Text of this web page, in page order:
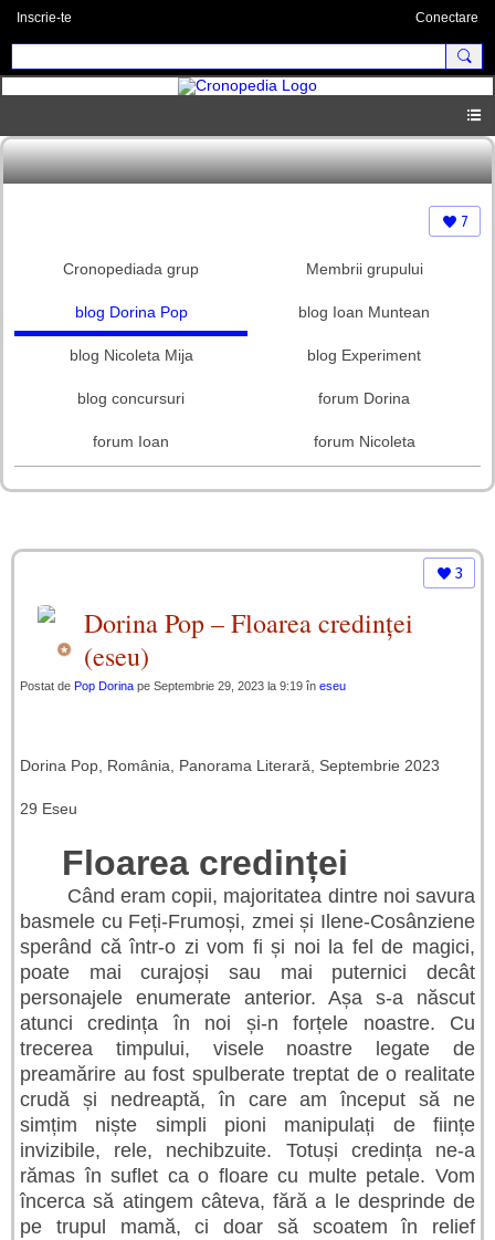
Inscrie-te Conectare
7
Cronopediada grup Membrii grupului
blog Dorina Pop blog Ioan Muntean
blog Nicoleta Mija blog Experiment
blog concursuri forum Dorina
forum Ioan forum Nicoleta
3
Dorina Pop – Floarea credinței
(eseu)
Postat de Pop Dorina pe Septembrie 29, 2023 la 9:19 în eseu
Dorina Pop, România, Panorama Literară, Septembrie 2023
29 Eseu
Floarea credinței
Când eram copii, majoritatea dintre noi savura
basmele cu Feți-Frumoși, zmei și Ilene-Cosânziene
sperând că într-o zi vom fi și noi la fel de magici,
poate mai curajoși sau mai puternici decât
personajele enumerate anterior. Așa s-a născut
atunci credința în noi și-n forțele noastre. Cu
trecerea timpului, visele noastre legate de
preamărire au fost spulberate treptat de o realitate
crudă și nedreaptă, în care am început să ne
simțim niște simpli pioni manipulați de ființe
invizibile, rele, nechibzuite. Totuși credința ne-a
rămas în suflet ca o floare cu multe petale. Vom
încerca să atingem câteva, fără a le desprinde de
pe trupul mamă, ci doar să scoatem în relief